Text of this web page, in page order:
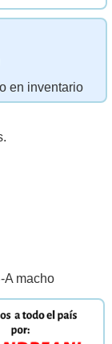
en inventario
A macho